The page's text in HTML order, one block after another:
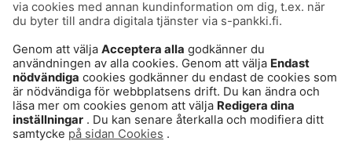
Användarvillkor
Dataskydd
Cookies
Tillgänglighetsutlåtande